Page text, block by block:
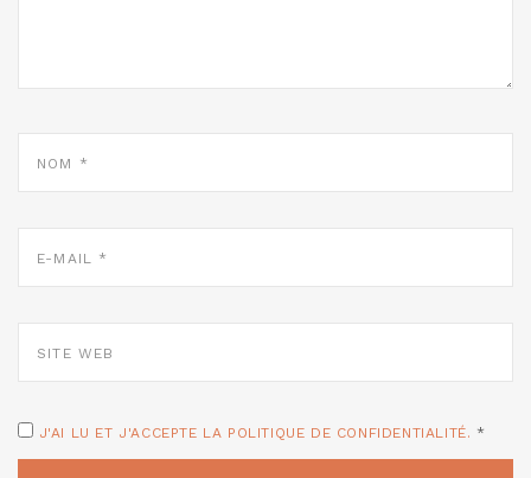
MAIL
WEB
J'AI LU ET J'ACCEPTE LA POLITIQUE DE CONFIDENTIALITÉ. *